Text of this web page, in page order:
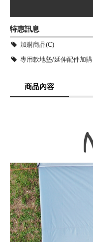
特惠訊息
加購商品(C)
專用款地墊/延伸配件加購
商品內容